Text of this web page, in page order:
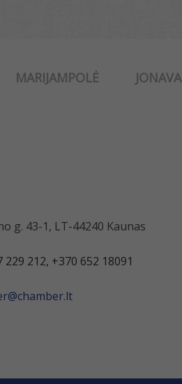
MARIJAMPOLĖ JONAVA
g. 43-1, LT-44240 Kaunas
229 212, +370 652 18091